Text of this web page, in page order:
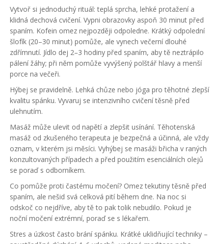
Vytvoř si jednoduchý rituál: teplá sprcha, lehké protažení a
klidná dechová cvičení. Vypni obrazovky aspoň 30 minut před
spaním. Kofein omez nejpozději odpoledne. Krátký odpolední
šlofík (20–30 minut) pomůže, ale vynech večerní dlouhé
zdřímnutí. Jídlo dej 2–3 hodiny před spaním, aby tě neztrápilo
pálení žáhy; při něm pomůže vyvýšený polštář hlavy a menší
porce na večeři.
Hýbej se pravidelně. Lehká chůze nebo jóga pro těhotné zlepší
kvalitu spánku. Vyvaruj se intenzivního cvičení těsně před
ulehnutím.
Masáž může ulevit od napětí a zlepšit usínání. Těhotenská
masáž od zkušeného terapeuta je bezpečná a účinná, ale vždy
oznam, v kterém jsi měsíci. Vyhýbej se masáži břicha v raných
konzultovaných případech a před použitím esenciálních olejů
se poraď s odborníkem.
Co pomůže proti častému močení? Omez tekutiny těsně před
spaním, ale nešid svá celková pití během dne. Na noc si
odskoč co nejdříve, aby tě to pak tolik nebudilo. Pokud je
noční močení extrémní, poraď se s lékařem.
Stres a úzkost často brání spánku. Krátké uklidňující techniky –